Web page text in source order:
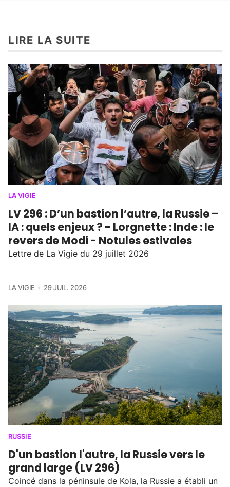
LIRE LA SUITE
LA VIGIE
LV 296 : D’un bastion l’autre, la Russie –
IA : quels enjeux ? - Lorgnette : Inde : le
revers de Modi - Notules estivales
Lettre de La Vigie du 29 juillet 2026
LA VIGIE 29 JUIL. 2026
RUSSIE
D'un bastion l'autre, la Russie vers le
grand large (LV 296)
Coincé dans la péninsule de Kola, la Russie a établi un